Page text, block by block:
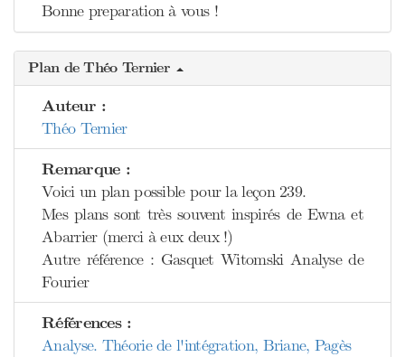
Bonne preparation à vous !
Plan de Théo Ternier
Auteur :
Théo Ternier
Remarque :
Voici un plan possible pour la leçon 239.
Mes plans sont très souvent inspirés de Ewna et
Abarrier (merci à eux deux !)
Autre référence : Gasquet Witomski Analyse de
Fourier
Références :
Analyse. Théorie de l'intégration, Briane, Pagès